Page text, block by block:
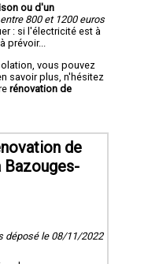
ou d'un
entre 800 et 1200 euros
: si l'électricité est à
vous pouvez
savoir plus, n'hésitez
rénovation de
de
Bazouges-
déposé le 08/11/2022